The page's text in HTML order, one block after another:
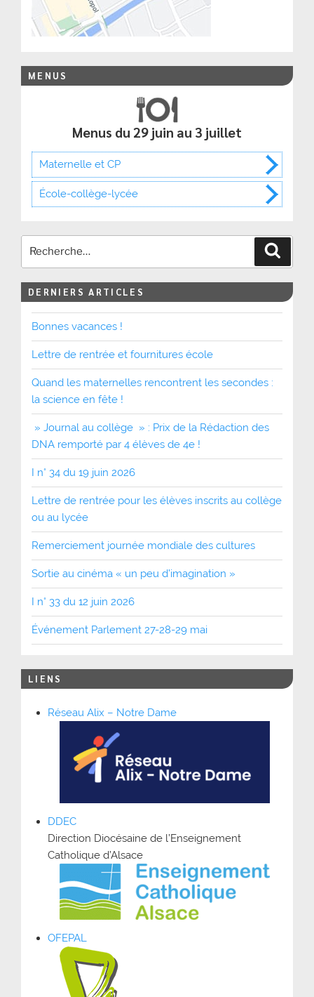
MENUS
Menus du 29 juin au 3 juillet
Maternelle et CP
École-collège-lycée
DERNIERS ARTICLES
Bonnes vacances !
Lettre de rentrée et fournitures école
Quand les maternelles rencontrent les secondes :
la science en fête !
» Journal au collège » : Prix de la Rédaction des
DNA remporté par 4 élèves de 4e !
I n° 34 du 19 juin 2026
Lettre de rentrée pour les élèves inscrits au collège
ou au lycée
Remerciement journée mondiale des cultures
Sortie au cinéma « un peu d’imagination »
I n° 33 du 12 juin 2026
Événement Parlement 27-28-29 mai
LIENS
Réseau Alix – Notre Dame
DDEC
Direction Diocésaine de l’Enseignement
Catholique d’Alsace
OFEPAL